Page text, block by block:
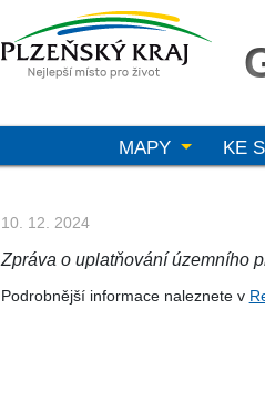
MAPY KE
10. 12. 2024
Zpráva o uplatňování územního
Podrobnější informace naleznete v